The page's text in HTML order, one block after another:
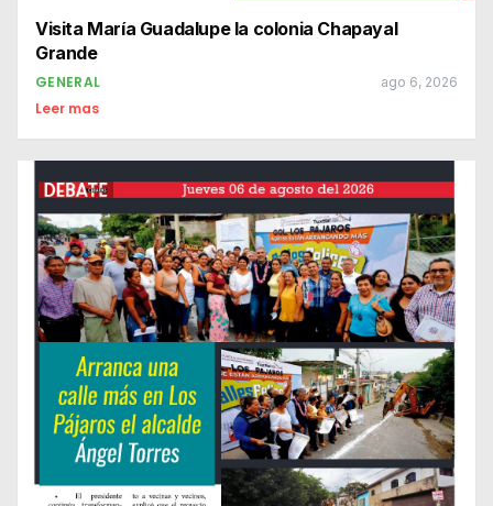
Visita María Guadalupe la colonia Chapayal
Grande
GENERAL ago 6, 2026
Leer mas